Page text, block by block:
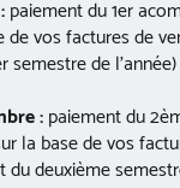
paiement du 1er
de vos factures de
semestre de l’année)
:paiement du
la base de vos
du deuxième